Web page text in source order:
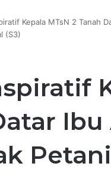
Kepala MTsN 2 Tanah
(S3)